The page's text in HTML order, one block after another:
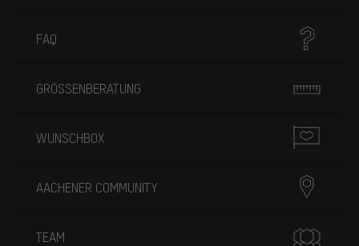
FAQ
GRÖSSENBERATUNG
WUNSCHBOX
AACHENER COMMUNITY
TEAM